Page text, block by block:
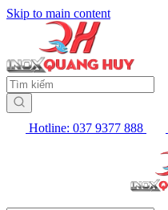
Skip to main content
Hotline: 037 9377 888